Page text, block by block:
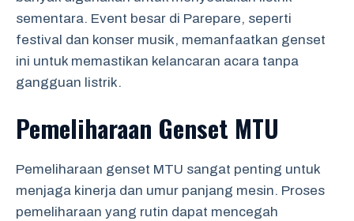
sementara. Event besar di Parepare, seperti
festival dan konser musik, memanfaatkan genset
ini untuk memastikan kelancaran acara tanpa
gangguan listrik.
Pemeliharaan Genset MTU
Pemeliharaan genset MTU sangat penting untuk
menjaga kinerja dan umur panjang mesin. Proses
pemeliharaan yang rutin dapat mencegah